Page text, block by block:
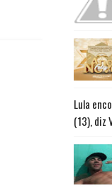
Lula
(13), diz